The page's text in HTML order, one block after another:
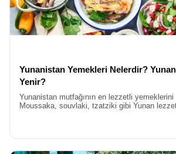
Yunanistan Yemekleri Nelerdir?
Yenir?
Yunanistan mutfağının en lezzetli
Moussaka, souvlaki, tzatziki gibi Yunan